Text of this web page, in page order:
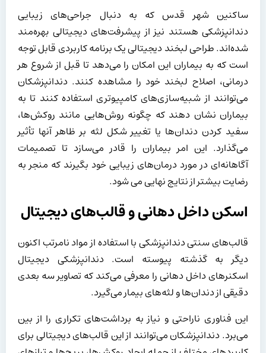
ساکنین شهر قدس که به دنبال جراحی‌های زیبایی
دندانپزشکی هستند نیز از پیشرفت‌های دیجیتالی بهره‌مند
شده‌اند. طراحی لبخند دیجیتالی یک برنامه کاربردی قابل توجه
است که به بیماران این امکان را می‌دهد تا قبل از شروع هر
درمانی، اصلاح لبخند خود را مشاهده کنند. دندانپزشکان
می‌توانند از شبیه‌سازی‌های کامپیوتری استفاده کنند تا به
بیماران نشان دهند که چگونه روش‌هایی مانند روکش‌ها،
سفید کردن دندان‌ها یا تغییر شکل لثه بر ظاهر آنها تأثیر
می‌گذارد. این امر بیماران را قادر می‌سازد تا تصمیمات
آگاهانه‌ای در مورد درمان‌های زیبایی خود بگیرند که منجر به
رضایت بیشتر از نتایج نهایی می شود.
اسکن داخل دهانی و قالب‌های دیجیتال
قالب‌های سنتی دندانپزشکی با استفاده از مواد نامرتب اکنون
دیگر به گذشته پیوسته است. دندانپزشکی دیجیتال
اسکنرهای داخل دهانی را معرفی می‌کند که تصاویر سه بعدی
دقیقی از دندان‌ها و لثه‌های بیمار می‌گیرد.
این فناوری ناراحتی و نیاز به برداشت‌های تکراری را از بین
می‌برد. دندانپزشکان می‌توانند از این قالب‌های دیجیتالی برای